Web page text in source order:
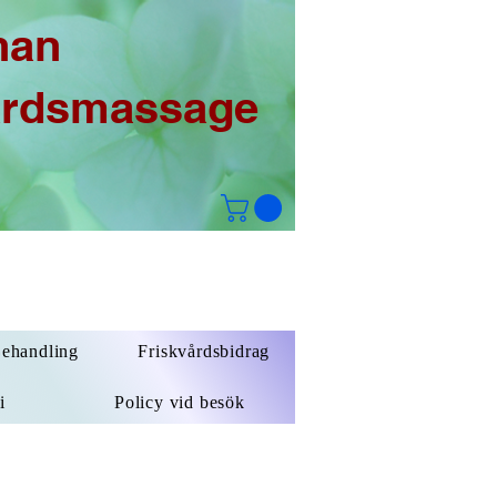
Friskvårdsbidrag
Policy vid besök